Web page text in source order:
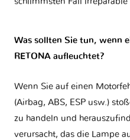
Was sollten Sie tun, wenn
RETONA aufleuchtet?
Wenn Sie auf einen
(Airbag, ABS, ESP usw.)
zu handeln und
verursacht, das die Lampe